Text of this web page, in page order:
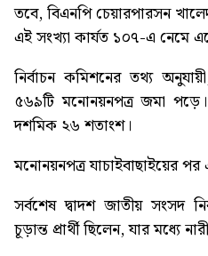
তবে, বিএনপি চেয়ারপারসন
এই সংখ্যা কার্যত ১০৭-এ নেমে
নির্বাচন কমিশনের তথ্য
৫৬৯টি মনোনয়নপত্র জমা পড়ে।
দশমিক ২৬ শতাংশ।
মনোনয়নপত্র যাচাইবাছাইয়ের পর
সর্বশেষ দ্বাদশ জাতীয় সংসদ
চূড়ান্ত প্রার্থী ছিলেন, যার মধ্যে